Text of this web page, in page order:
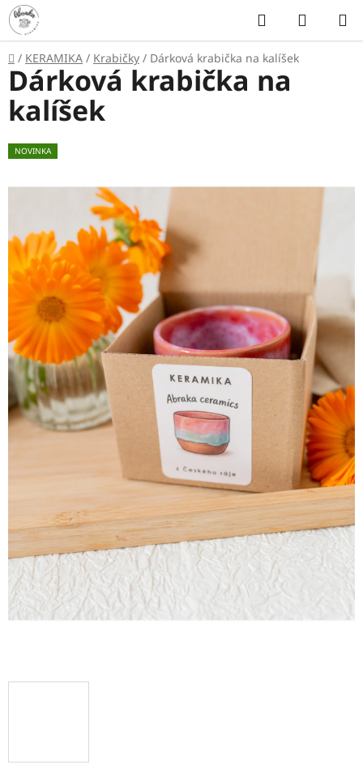
Přejít
na
obsah
Hledat
KOŠÍK
Domů
/ KERAMIKA / Krabičky / Dárková krabička na kalíšek
Dárková krabička na
kalíšek
NOVINKA